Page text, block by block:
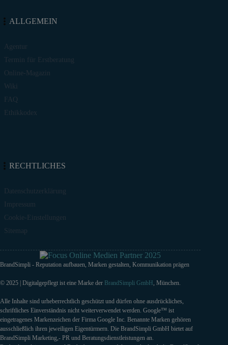
ALLGEMEIN
Agentur
Termin für Erstberatung
Online-Magazin
Wiki
FAQ
Ethikkodex
RECHTLICHES
Datenschutzerklärung
Impressum
Cookie-Einstellungen
Sitemap
BrandSimpli - Reputation aufbauen, Marken gestalten, Kommunikation prägen
© 2025 | Digitalgepflegt ist eine Marke der BrandSimpli GmbH , München.
Alle Inhalte sind urheberrechtlich geschützt und dürfen ohne ausdrückliches,
schriftliches Einverständnis nicht weiterverwendet werden. Google™ ist
eingetragenes Markenzeichen der Firma Google Inc. Benannte Marken gehören
ausschließlich ihren jeweiligen Eigentürmern. Die BrandSimpli GmbH bietet auf
BrandSimpli Marketing,- PR und Beratungsdienstleistungen an.